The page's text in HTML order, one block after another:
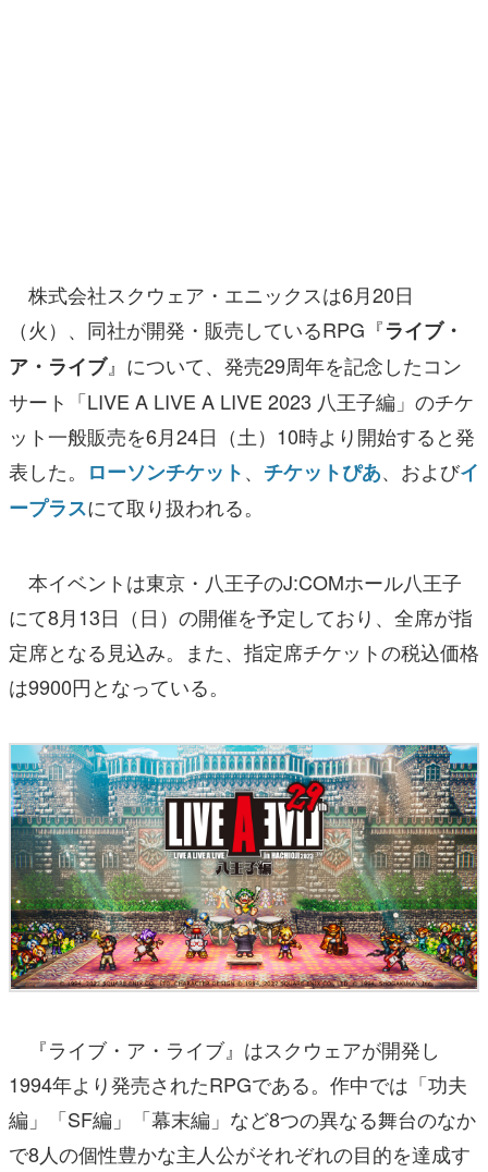
株式会社スクウェア・エニックスは6月20日
（火）、同社が開発・販売しているRPG『ライブ・
ア・ライブ』について、発売29周年を記念したコン
サート「LIVE A LIVE A LIVE 2023 八王子編」のチケ
ット一般販売を6月24日（土）10時より開始すると発
表した。 ローソンチケット、 チケットぴあ、およびイ
ープラスにて取り扱われる。
本イベントは東京・八王子のJ:COMホール八王子
にて8月13日（日）の開催を予定しており、全席が指
定席となる見込み。また、指定席チケットの税込価格
は9900円となっている。
『ライブ・ア・ライブ』はスクウェアが開発し
1994年より発売されたRPGである。作中では「功夫
編」「SF編」「幕末編」など8つの異なる舞台のなか
で8人の個性豊かな主人公がそれぞれの目的を達成す